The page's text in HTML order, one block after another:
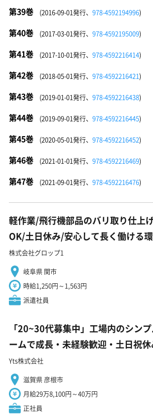
第39巻 (2016-09-01発行、 978-4592194996)
第40巻 (2017-03-01発行、 978-4592195009)
第41巻 (2017-10-01発行、 978-4592216414)
第42巻 (2018-05-01発行、 978-4592216421)
第43巻 (2019-01-01発行、 978-4592216438)
第44巻 (2019-09-01発行、 978-4592216445)
第45巻 (2020-05-01発行、 978-4592216452)
第46巻 (2021-01-01発行、 978-4592216469)
第47巻 (2021-09-01発行、 978-4592216476)
軽作業/飛行機部品のバリ取り仕上
OK/土日休み/安心して長く働ける
株式会社グロップ1
岐阜県 関市
時給1,250円～1,563円
派遣社員
「20~30代募集中」工場内のシン
ームで成長・未経験歓迎・土日祝休
Yts株式会社
滋賀県 彦根市
月給29万8,100円～40万円
正社員